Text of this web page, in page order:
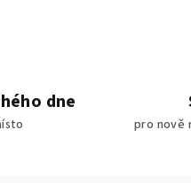
dne
pro nově